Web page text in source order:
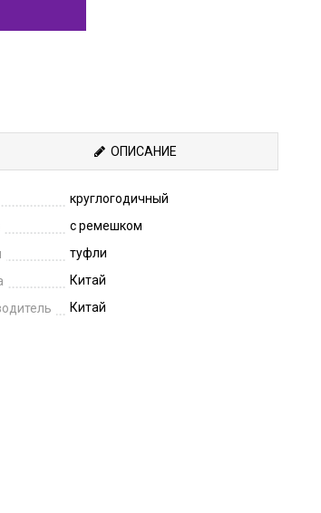
ОПИСАНИЕ
круглогодичный
с ремешком
туфли
Китай
Китай